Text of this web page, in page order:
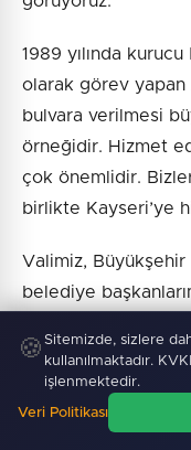
1989 yılında
olarak görev yapan
bulvara verilmesi
örneğidir. Hizmet
çok önemlidir.
birlikte Kayseri’ye
Valimiz, Büyükşehir
belediye
“MERKEZİ
KAYSERİ’YE ESER
Altyapı Bakanı
🍪 Sitemizde, sizlere
kullanılmaktadır.
işlenmektedir.
Veri Politikası